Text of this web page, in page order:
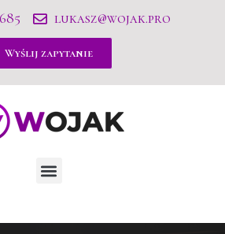
lukasz@wojak.pro
Wyślij zapytanie